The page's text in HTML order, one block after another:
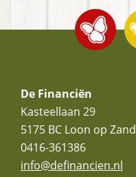
Footer
De Financiën
Kasteellaan 29
5175 BC Loon op Zand
0416-361386
info@definancien.nl